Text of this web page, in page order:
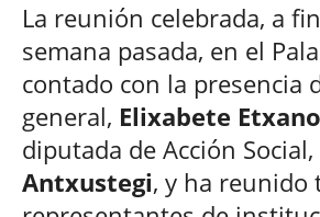
La reunión celebrada, a
semana pasada, en el
contado con la presencia
general, Elixabete
diputada de Acción Social,
Antxustegi, y ha reunido